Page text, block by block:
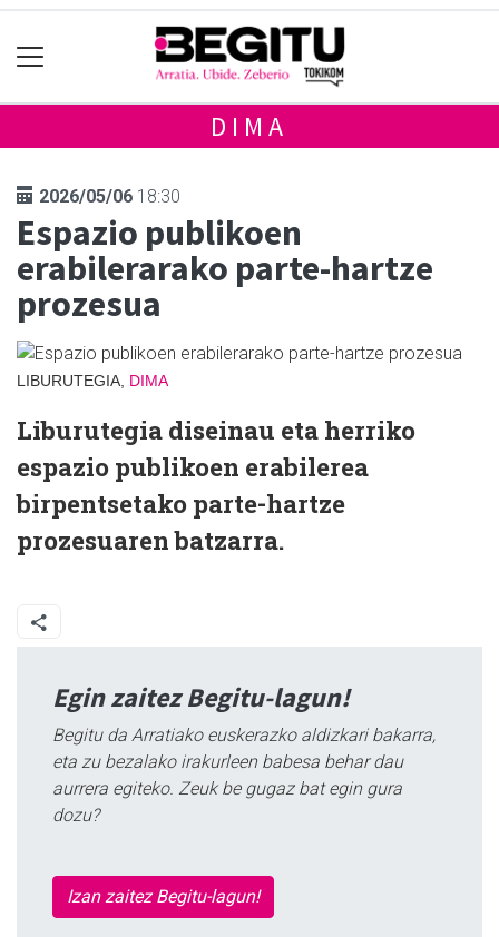
DIMA
2026/05/06 18:30
Espazio publikoen
erabilerarako parte-hartze
prozesua
LIBURUTEGIA, DIMA
Liburutegia diseinau eta herriko
espazio publikoen erabilerea
birpentsetako parte-hartze
prozesuaren batzarra.
Egin zaitez Begitu-lagun!
Begitu da Arratiako euskerazko aldizkari bakarra,
eta zu bezalako irakurleen babesa behar dau
aurrera egiteko. Zeuk be gugaz bat egin gura
dozu?
Izan zaitez Begitu-lagun!